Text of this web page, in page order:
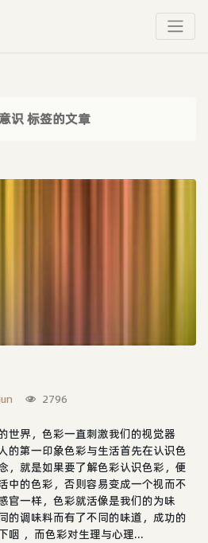
识 标签的文章
2796
世界，色彩一直刺激我们的视觉器
的第一印象色彩与生活首先在认识色
，就是如果要了解色彩认识色彩，便
中的色彩，否则容易变成一个视而不
官一样，色彩就活像是我们的为味
的调味料而有了不同的味道，成功的
咽 ，而色彩对生理与心理...